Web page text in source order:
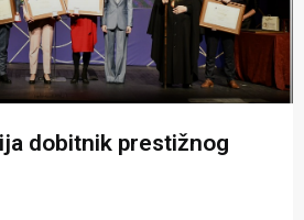
dobitnik prestižnog